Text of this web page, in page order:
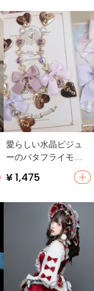
フ】
愛らしい水晶ビジュ
ーのバタフライモチ
ーフスマホチェーン
【ロリータスタイ
¥ 1,475